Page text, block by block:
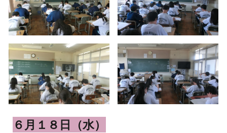
６月１８日（水）